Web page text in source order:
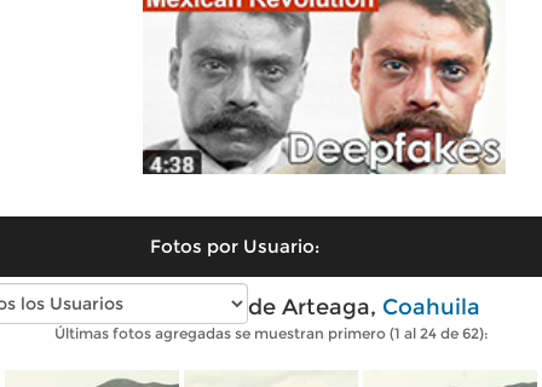
Fotos por Usuario:
Fotos modernas de Arteaga, Coahuila
Últimas fotos agregadas se muestran primero (1 al 24 de 62):